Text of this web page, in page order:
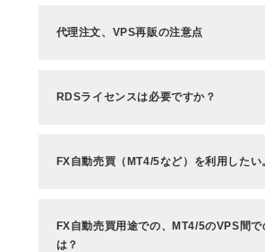
代理注文、VPS再販の注意点
RDSライセンスは必要ですか？
FX自動売買（MT4/5など）を利用したい
FX自動売買用途での、MT4/5のVPS間で
は？